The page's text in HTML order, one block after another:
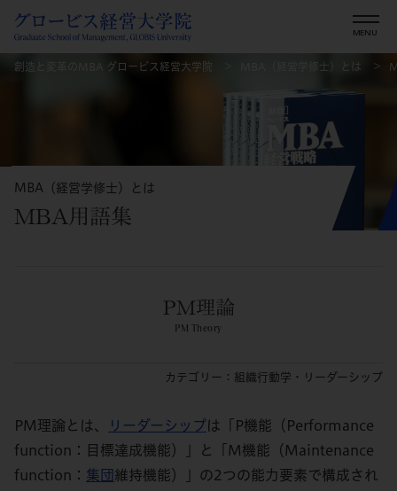
創造と変革のMBA グロービス経営大学院 MBA（経営学修士）とは
MBA（経営学修士）とは
MBA用語集
カテゴリー：組織行動学・リーダーシップ
PM理論
PM Theory
PM理論とは、 リーダー シップは「P機能（Performance
function：目標達成機能）」と「M機能（Maintenance
function： 集団 維持機能）」の2つの能力要素で構成され